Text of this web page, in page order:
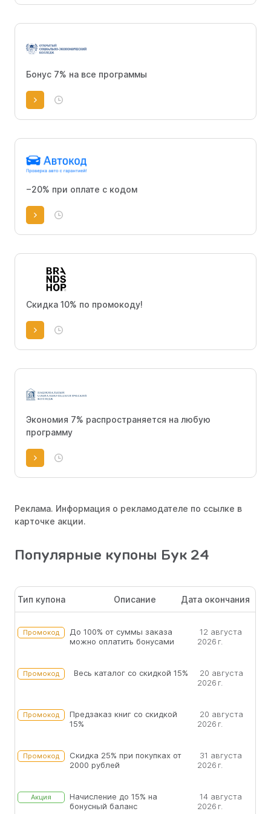
Бонус 7% на все программы
−20% при оплате с кодом
Скидка 10% по промокоду!
Экономия 7% распространяется на любую
программу
Реклама. Информация о рекламодателе по ссылке в
карточке акции.
Популярные купоны Бук 24
Тип купона Описание Дата окончания
Промокод
До 100% от суммы заказа
можно оплатить бонусами
12 августа
2026 г.
Промокод Весь каталог со скидкой 15%
20 августа
2026 г.
Промокод
Предзаказ книг со скидкой
15%
20 августа
2026 г.
Промокод
Скидка 25% при покупках от
2000 рублей
31 августа
2026 г.
Акция
Начисление до 15% на
бонусный баланс
14 августа
2026 г.